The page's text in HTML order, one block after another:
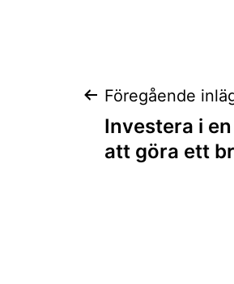
Föregående
Investera i
att göra ett